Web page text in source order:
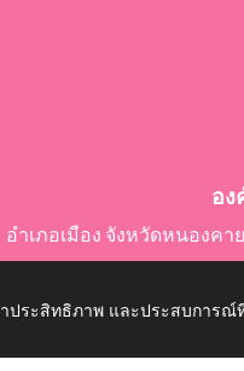
อง
อำเภอเมือง จังหวัดหนองค
ประสิทธิภาพ และประสบการ